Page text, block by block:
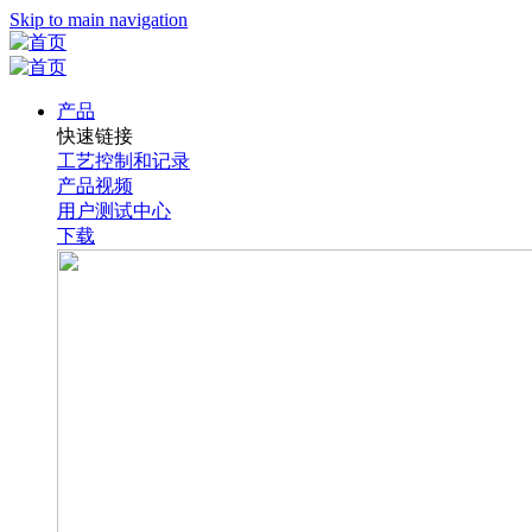
Skip to main navigation
产品
快速链接
工艺控制和记录
产品视频
用户测试中心
下载